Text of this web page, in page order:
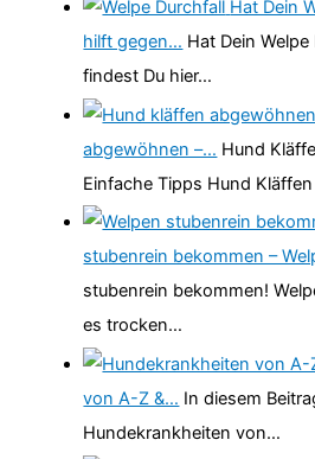
Hat Dein
hilft gegen… Hat Dein
findest Du hier…
abgewöhnen –… Hund
Einfache Tipps Hund
stubenrein bekommen –
stubenrein bekommen!
es trocken…
von A-Z &… In diesem
Hundekrankheiten von…